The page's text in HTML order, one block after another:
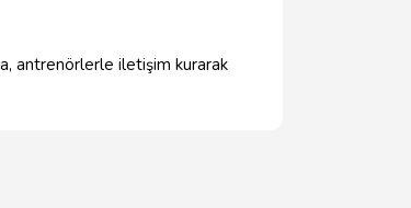
antrenörlerle iletişim kurarak